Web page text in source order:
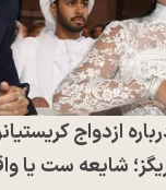
ازدواج
شایعه ست یا